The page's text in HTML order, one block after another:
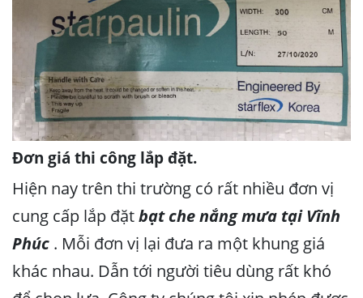
Đơn giá thi công lắp đặt.
Hiện nay trên thi trường có rất nhiều đơn vị
cung cấp lắp đặtbạt che nắng mưa tại Vĩnh
Phúc . Mỗi đơn vị lại đưa ra một khung giá
khác nhau. Dẫn tới người tiêu dùng rất khó